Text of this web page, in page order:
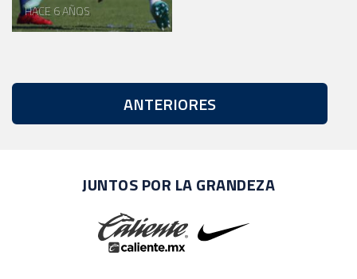
HACE 6 AÑOS
ANTERIORES
JUNTOS POR LA GRANDEZA